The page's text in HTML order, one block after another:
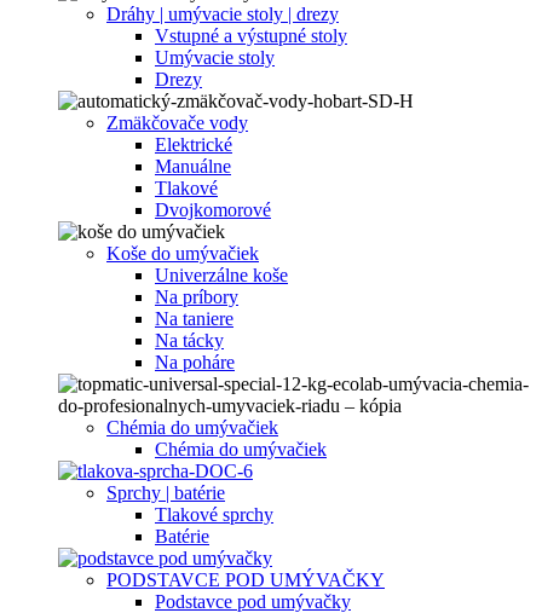
Dráhy | umývacie stoly | drezy
Vstupné a výstupné stoly
Umývacie stoly
Drezy
Zmäkčovače vody
Elektrické
Manuálne
Tlakové
Dvojkomorové
Koše do umývačiek
Univerzálne koše
Na príbory
Na taniere
Na tácky
Na poháre
Chémia do umývačiek
Chémia do umývačiek
Sprchy | batérie
Tlakové sprchy
Batérie
PODSTAVCE POD UMÝVAČKY
Podstavce pod umývačky